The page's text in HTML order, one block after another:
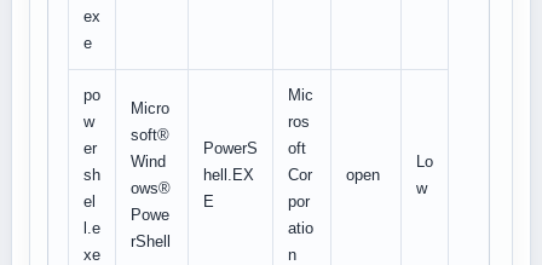
ex
e
po
w
er
sh
el
l.e
xe
Micro
soft®
Wind
ows®
Powe
rShell
PowerS
hell.EX
E
Mic
ros
oft
Cor
por
atio
n
open
Lo
w